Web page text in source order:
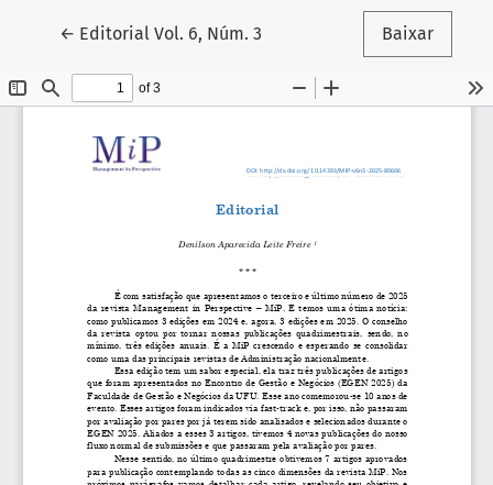
← Voltar aos Detalhes do Artigo
Editorial Vol. 6, Núm. 3 Baixar